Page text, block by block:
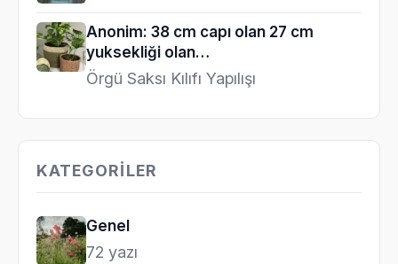
Anonim: 38 cm capı olan 27 cm
yuksekliği olan…
Örgü Saksı Kılıfı Yapılışı
KATEGORILER
Genel
72 yazı